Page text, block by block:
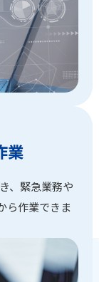
業
、緊急業務や
ら作業できま